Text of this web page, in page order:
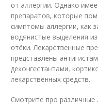
от аллергии. Однако
препаратов, которые
симптомы аллергии, как
водянистые выделения
отёки. Лекарственные
представлены
деконгестантами,
лекарственных средств.
Смотрите про различные